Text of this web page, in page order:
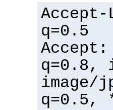
q=0.5
q=0.8,
image/
q=0.5,